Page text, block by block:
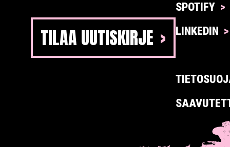
TILAA UUTISKIRJE
SPOTIFY
LINKEDIN